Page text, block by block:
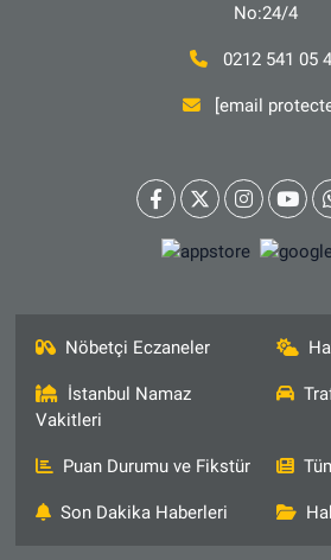
No:24/4
0212 541 05
[email
Nöbetçi Eczaneler
İstanbul Namaz
Vakitleri
Puan Durumu ve Fikstür
Son Dakika Haberleri